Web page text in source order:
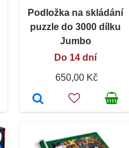
Podložka na skládání
puzzle do 3000 dílku
Jumbo
Do 14 dní
650,00 Kč